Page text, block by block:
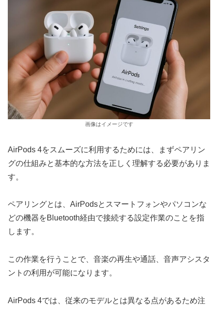
画像はイメージです
AirPods 4をスムーズに利用するためには、まずペアリン
グの仕組みと基本的な方法を正しく理解する必要がありま
す。
ペアリングとは、AirPodsとスマートフォンやパソコンな
どの機器をBluetooth経由で接続する設定作業のことを指
します。
この作業を行うことで、音楽の再生や通話、音声アシスタ
ントの利用が可能になります。
AirPods 4では、従来のモデルとは異なる点があるため注